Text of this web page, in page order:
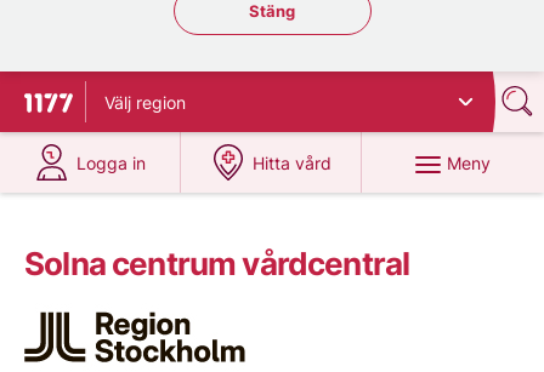
Stäng regionsväljaren
Stäng
Till startsidan för 1177
Välj region
Logga in
på 1177.se
Hitta vård
på 1177.se
Meny
Solna centrum vårdcentral